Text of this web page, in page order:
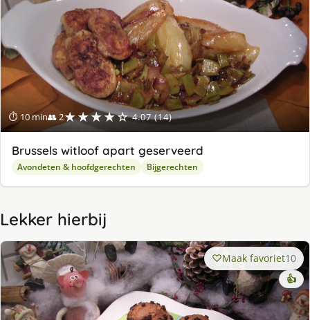
⏱ 10 min👥 2★★★★☆ 4.07 (14)
Brussels witloof apart geserveerd
Avondeten & hoofdgerechten Bijgerechten
Lekker hierbij
Maak favoriet10
👍